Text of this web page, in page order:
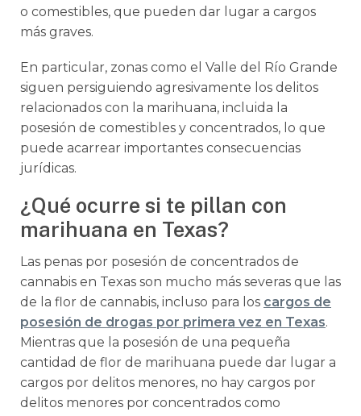
o comestibles, que pueden dar lugar a cargos
más graves.
En particular, zonas como el Valle del Río Grande
siguen persiguiendo agresivamente los delitos
relacionados con la marihuana, incluida la
posesión de comestibles y concentrados, lo que
puede acarrear importantes consecuencias
jurídicas.
¿Qué ocurre si te pillan con
marihuana en Texas?
Las penas por posesión de concentrados de
cannabis en Texas son mucho más severas que las
de la flor de cannabis, incluso para los cargos de
posesión de drogas por primera vez en Texas.
Mientras que la posesión de una pequeña
cantidad de flor de marihuana puede dar lugar a
cargos por delitos menores, no hay cargos por
delitos menores por concentrados como